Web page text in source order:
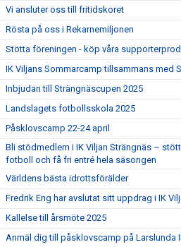
Vi ansluter oss till fritidskoret
Rösta på oss i Rekarnemiljonen
Stötta föreningen - köp våra
IK Viljans Sommarcamp tillsammans med
Inbjudan till Strängnäscupen 2025
Landslagets fotbollsskola 2025
Påsklovscamp 22-24 april
Bli stödmedlem i IK Viljan Strängnäs –
fotboll och få fri entré hela säsongen
Världens bästa idrottsförälder
Fredrik Eng har avslutat sitt uppdrag i IK
Kallelse till årsmöte 2025
Anmäl dig till påsklovscamp på Larslunda